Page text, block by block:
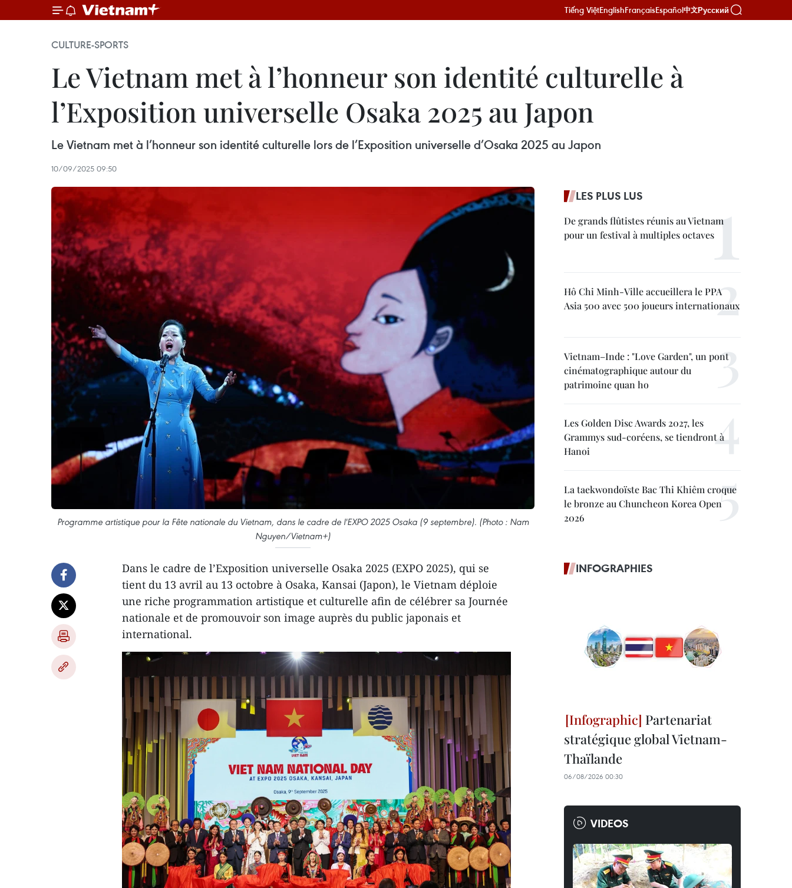
Tiếng ViệtEnglishFrançaisEspañol中文Русский
CULTURE-SPORTS
Le Vietnam met à l’honneur son identité culturelle à
l’Exposition universelle Osaka 2025 au Japon
Le Vietnam met à l’honneur son identité culturelle lors de l’Exposition universelle d’Osaka 2025 au Japon
10/09/2025 09:50
Programme artistique pour la Fête nationale du Vietnam, dans le cadre de l'EXPO 2025 Osaka (9 septembre). (Photo : Nam
Nguyen/Vietnam+)
Dans le cadre de l’Exposition universelle Osaka 2025 (EXPO 2025), qui se
tient du 13 avril au 13 octobre à Osaka, Kansai (Japon), le Vietnam déploie
une riche programmation artistique et culturelle afin de célébrer sa Journée
nationale et de promouvoir son image auprès du public japonais et
international.
LES PLUS LUS
De grands flûtistes réunis au Vietnam
pour un festival à multiples octaves
Hô Chi Minh-Ville accueillera le PPA
Asia 500 avec 500 joueurs internationaux
Vietnam–Inde : "Love Garden", un pont
cinématographique autour du
patrimoine quan ho
Les Golden Disc Awards 2027, les
Grammys sud-coréens, se tiendront à
Hanoi
La taekwondoïste Bac Thi Khiêm croque
le bronze au Chuncheon Korea Open
2026
INFOGRAPHIES
Partenariat
stratégique global Vietnam-
Thaïlande
06/08/2026 00:30
VIDEOS